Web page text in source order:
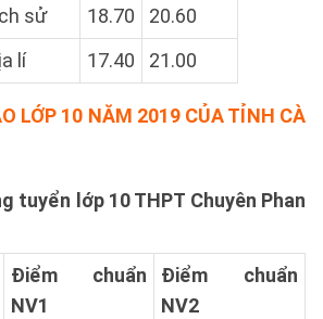
sử 18.70
20.60
lí 17.40 21.00
LỚP 10 NĂM 2019 CỦA TỈNH CÀ
tuyển lớp 10 THPT Chuyên Phan
Điểm chuẩn
NV1
Điểm chuẩn
NV2